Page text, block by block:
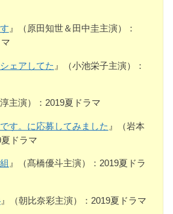
』（原田知世＆田中圭主演）：
ェアしてた 』（小池栄子主演）：
主演）：2019夏ドラマ
す。に応募してみました 』（岩本
ドラマ
』（髙橋優斗主演）：2019夏ドラ
』（朝比奈彩主演）：2019夏ドラマ